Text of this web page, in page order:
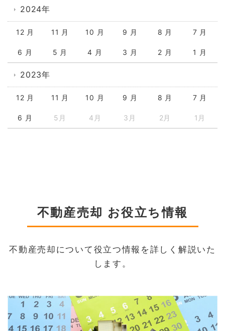
2024年
12 月 11 月 10 月 9 月 8 月 7 月
6 月 5 月 4 月 3 月 2 月 1 月
2023年
12 月 11 月 10 月 9 月 8 月 7 月
6 月 5月 4月 3月 2月 1月
不動産売却 お役立ち情報
不動産売却について役立つ情報を詳しく解説いた
します。